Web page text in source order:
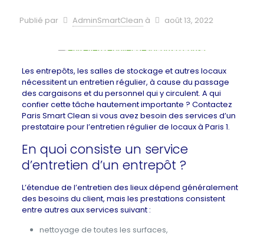
Publié par AdminSmartClean à août 13, 2022
Les entrepôts, les salles de stockage et autres locaux
nécessitent un entretien régulier, à cause du passage
des cargaisons et du personnel qui y circulent. A qui
confier cette tâche hautement importante ? Contactez
Paris Smart Clean si vous avez besoin des services d’un
prestataire pour l’entretien régulier de locaux à Paris 1.
En quoi consiste un service
d’entretien d’un entrepôt ?
L’étendue de l’entretien des lieux dépend généralement
des besoins du client, mais les prestations consistent
entre autres aux services suivant :
nettoyage de toutes les surfaces,